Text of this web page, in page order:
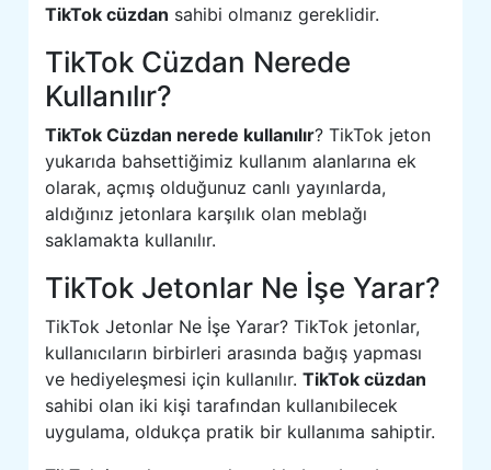
TikTok cüzdan sahibi olmanız gereklidir.
TikTok Cüzdan Nerede
Kullanılır?
TikTok Cüzdan nerede kullanılır? TikTok jeton
yukarıda bahsettiğimiz kullanım alanlarına ek
olarak, açmış olduğunuz canlı yayınlarda,
aldığınız jetonlara karşılık olan meblağı
saklamakta kullanılır.
TikTok Jetonlar Ne İşe Yarar?
TikTok Jetonlar Ne İşe Yarar? TikTok jetonlar,
kullanıcıların birbirleri arasında bağış yapması
ve hediyeleşmesi için kullanılır.TikTok cüzdan
sahibi olan iki kişi tarafından kullanıbilecek
uygulama, oldukça pratik bir kullanıma sahiptir.